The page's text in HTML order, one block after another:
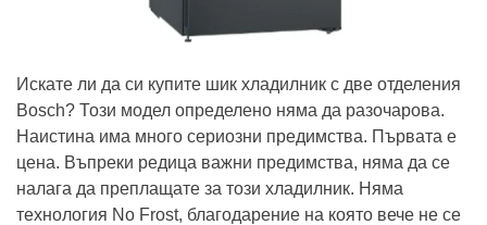
Искате ли да си купите шик хладилник с две отделения
Bosch? Този модел определено няма да разочарова.
Наистина има много сериозни предимства. Първата е
цена. Въпреки редица важни предимства, няма да се
налага да преплащате за този хладилник. Няма
технология No Frost, благодарение на която вече не се